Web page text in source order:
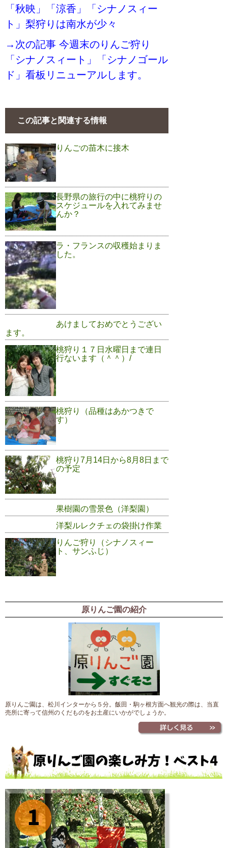
「秋映」「涼香」「シナノスィー
ト」梨狩りは南水が少々
→次の記事 今週末のりんご狩り
「シナノスィート」「シナノゴール
ド」看板リニューアルします。
この記事と関連する情報
りんごの苗木に接木
長野県の旅行の中に桃狩りの
スケジュールを入れてみませ
んか？
ラ・フランスの収穫始まりま
した。
あけましておめでとうござい
ます。
桃狩り１７日水曜日まで連日
行ないます（＾＾）/
桃狩り（品種はあかつきで
す）
桃狩り7月14日から8月8日まで
の予定
果樹園の雪景色（洋梨園）
洋梨ルレクチェの袋掛け作業
りんご狩り（シナノスィー
ト、サンふじ）
原りんご園の紹介
原りんご園は、松川インターから５分。飯田・駒ヶ根方面へ観光の際は、当直
売所に寄って信州のくだものをお土産にいかがでしょうか。